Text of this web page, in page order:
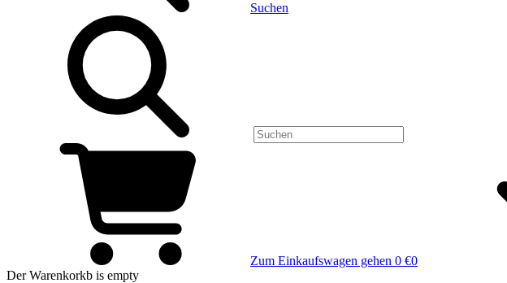
Suchen
Zum Einkaufswagen gehen 0 €0
Der Warenkorkb is empty